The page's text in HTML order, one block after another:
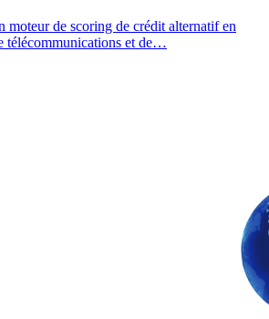
moteur de scoring de crédit alternatif en
télécommunications et de…